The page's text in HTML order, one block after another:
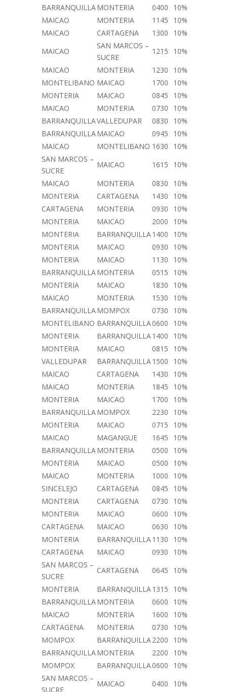
BARRANQUILLAMONTERIA 0400
10%
MAICAO
MONTERIA 1145
10%
MAICAO
CARTAGENA 1300
10%
MAICAO
SAN MARCOS –
SUCRE
1215
10%
MAICAO
MONTERIA 1230
10%
MONTELIBANO MAICAO 1700
10%
MONTERIA
MAICAO 0845
10%
MAICAO
MONTERIA 0730
10%
BARRANQUILLAVALLEDUPAR 0830
10%
BARRANQUILLAMAICAO 0945
10%
MAICAO
MONTELIBANO 1630
10%
SAN MARCOS –
SUCRE
MAICAO 1615
10%
MAICAO
MONTERIA 0830
10%
MONTERIA
CARTAGENA 1430
10%
CARTAGENA
MONTERIA 0930
10%
MONTERIA
MAICAO 2000
10%
MONTERIA
BARRANQUILLA1400
10%
MONTERIA
MAICAO 0930
10%
MONTERIA
MAICAO 1130
10%
BARRANQUILLAMONTERIA 0515
10%
MONTERIA
MAICAO 1830
10%
MAICAO
MONTERIA 1530
10%
BARRANQUILLAMOMPOX 0730
10%
MONTELIBANO BARRANQUILLA0600
10%
MONTERIA
BARRANQUILLA1400
10%
MONTERIA
MAICAO 0815
10%
VALLEDUPAR
BARRANQUILLA1500
10%
MAICAO
CARTAGENA 1430
10%
MAICAO
MONTERIA 1845
10%
MONTERIA
MAICAO 1700
10%
BARRANQUILLAMOMPOX 2230
10%
MONTERIA
MAICAO 0715
10%
MAICAO
MAGANGUE 1645
10%
BARRANQUILLAMONTERIA 0500
10%
MONTERIA
MAICAO 0500
10%
MAICAO
MONTERIA 1000
10%
SINCELEJO
CARTAGENA 0845
10%
MONTERIA
CARTAGENA 0730
10%
MONTERIA
MAICAO 0600
10%
CARTAGENA
MAICAO 0630
10%
MONTERIA
BARRANQUILLA1130
10%
CARTAGENA
MAICAO 0930
10%
SAN MARCOS –
SUCRE
CARTAGENA 0645
10%
MONTERIA
BARRANQUILLA1315
10%
BARRANQUILLAMONTERIA 0600
10%
MAICAO
MONTERIA 1600
10%
CARTAGENA
MONTERIA 0730
10%
MOMPOX
BARRANQUILLA2200
10%
BARRANQUILLAMONTERIA 2200
10%
MOMPOX
BARRANQUILLA0600
10%
SAN MARCOS –
SUCRE
MAICAO 0400
10%